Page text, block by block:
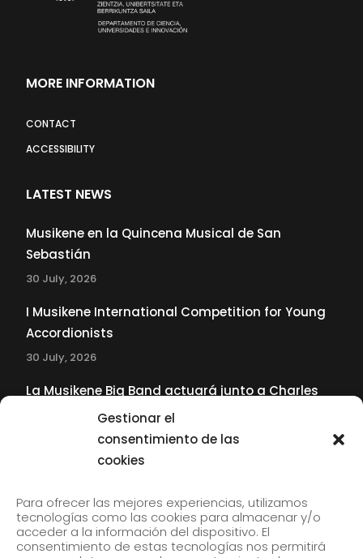
Gestionar el
consentimiento de las
cookies
Para ofrecer las mejores experiencias, utilizamos
tecnologías como las cookies para almacenar y/o
acceder a la información del dispositivo. El
consentimiento de estas tecnologías nos permitirá
MORE INFORMATION
CONTACT
ACCESSIBILITY
LATEST NEWS
Musikene en la Quincena Musical de San
Sebastián
30 July, 2026
I Musikene International Competition for Young
Accordionists
30 July, 2026
La Musikene Big Band actuará junto a Charles
Tolliver en el 61 Jazzaldia
Subscribe to our newsletter to receive our news by